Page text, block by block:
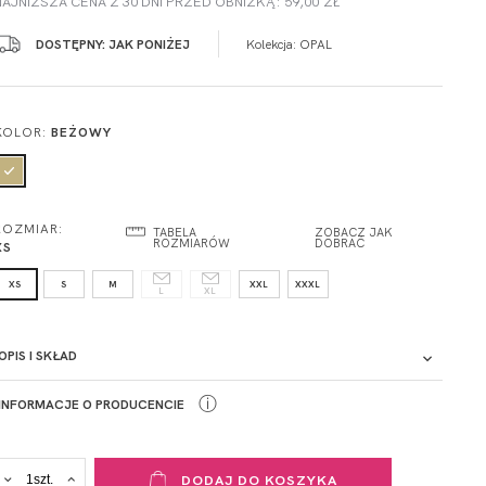
DOSTĘPNY: JAK PONIŻEJ Kolekcja: OPAL
BEŻOWY
TABELA
ROZMIARÓW
ZOBACZ JAK
DOBRAĆ
XS S M
L XL
XXL XXXL
I SKŁAD
O PRODUCENCIE
ADRES PUNKTU KONTAKTOWEGO
ⓘ
DODAJ DO KOSZYKA